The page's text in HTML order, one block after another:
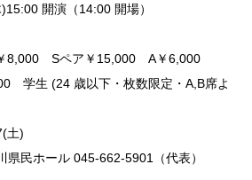
開演（14:00 開場）
8,000 Sペア￥15,000 A￥6,000
学生 (24 歳以下・枚数限定・A,B席よ
土)
県民ホール 045-662-5901（代表）